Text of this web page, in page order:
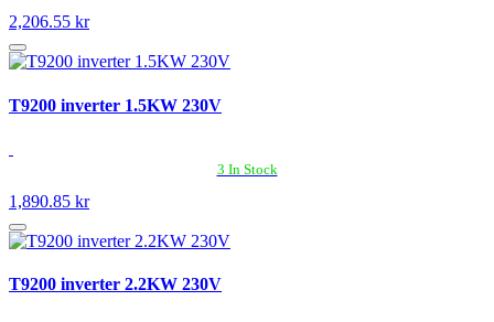
2,206.55 kr
T9200 inverter 1.5KW 230V
3 In Stock
1,890.85 kr
T9200 inverter 2.2KW 230V